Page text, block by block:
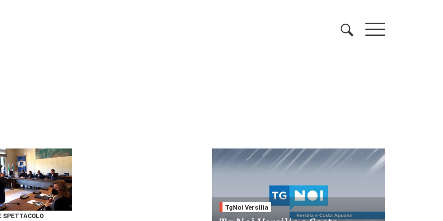
SPETTACOLO
TgNoi Versilia